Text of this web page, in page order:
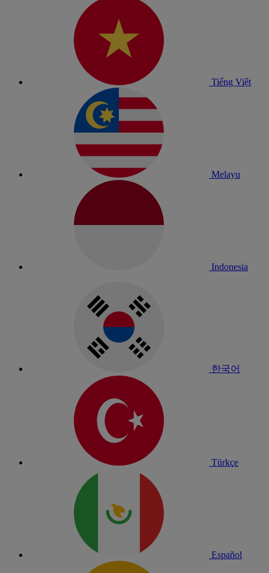
Tiếng Việt
Melayu
Indonesia
한국어
Türkçe
Español